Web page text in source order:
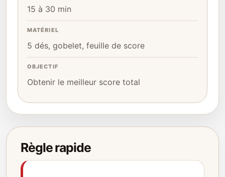
15 à 30 min
MATÉRIEL
5 dés, gobelet, feuille de score
OBJECTIF
Obtenir le meilleur score total
Règle rapide